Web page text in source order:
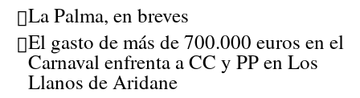
La Palma, en breves
El gasto de más de 700.000 euros en el
Carnaval enfrenta a CC y PP en Los
Llanos de Aridane